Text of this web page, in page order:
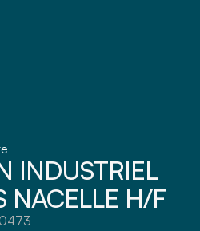
INDUSTRIEL
NACELLE H/F